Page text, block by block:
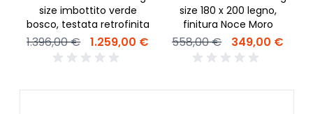
size imbottito verde
bosco, testata retrofinita
1.396,00 € 1.259,00 €
size 180 x 200 legno,
finitura Noce Moro
558,00 € 349,00 €